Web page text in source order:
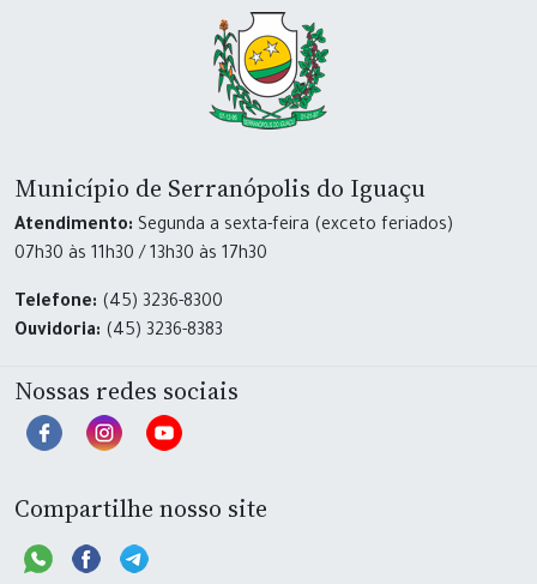
Município de Serranópolis do Iguaçu
Atendimento: Segunda a sexta-feira (exceto feriados)
07h30 às 11h30 / 13h30 às 17h30
Telefone: (45) 3236-8300
Ouvidoria: (45) 3236-8383
Nossas redes sociais
Compartilhe nosso site